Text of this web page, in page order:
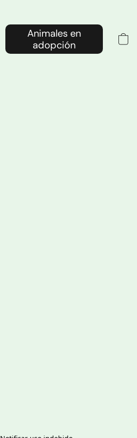
Animales en
adopción